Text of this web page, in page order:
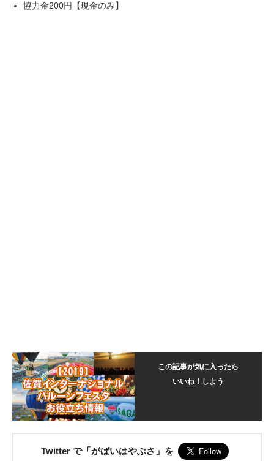
協力金200円【現金のみ】
この記事が気に入ったら
いいね！しよう
Twitter で「がばいはやぶさ」を